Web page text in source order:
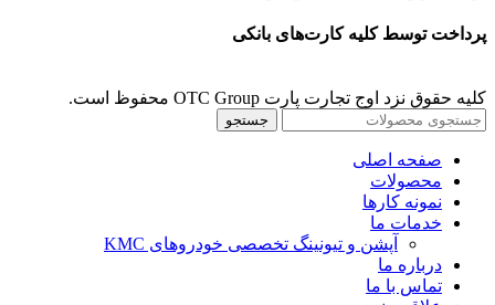
پرداخت توسط کلیه کارت‌های بانکی
کلیه حقوق نزد اوج تجارت پارت OTC Group محفوظ است.
جستجو
صفحه اصلی
محصولات
نمونه کارها
خدمات ما
آپشن و تیونینگ تخصصی خودروهای KMC
درباره ما
تماس با ما